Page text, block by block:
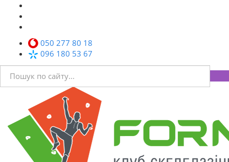
050 277 80 18
096 180 53 67